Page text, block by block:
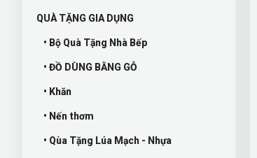
QUÀ TẶNG GIA DỤNG
• Bộ Quà Tặng Nhà Bếp
• ĐỒ DÙNG BẰNG GỖ
• Khăn
• Nến thơm
• Qùa Tặng Lúa Mạch - Nhựa